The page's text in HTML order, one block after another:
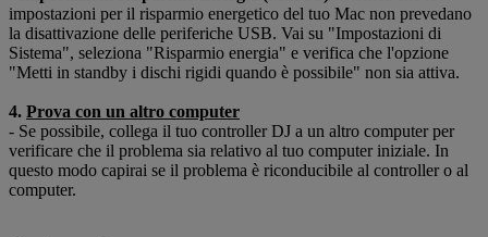
impostazioni per il risparmio energetico del tuo Mac non prevedano
la disattivazione delle periferiche USB. Vai su "Impostazioni di
Sistema", seleziona "Risparmio energia" e verifica che l'opzione
"Metti in standby i dischi rigidi quando è possibile" non sia attiva.
4. Prova con un altro computer
- Se possibile, collega il tuo controller DJ a un altro computer per
verificare che il problema sia relativo al tuo computer iniziale. In
questo modo capirai se il problema è riconducibile al controller o al
computer.